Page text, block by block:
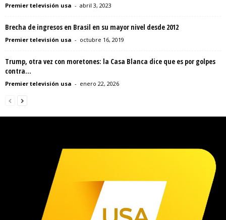
Premier televisión usa - abril 3, 2023
Brecha de ingresos en Brasil en su mayor nivel desde 2012
Premier televisión usa - octubre 16, 2019
Trump, otra vez con moretones: la Casa Blanca dice que es por golpes
contra...
Premier televisión usa - enero 22, 2026